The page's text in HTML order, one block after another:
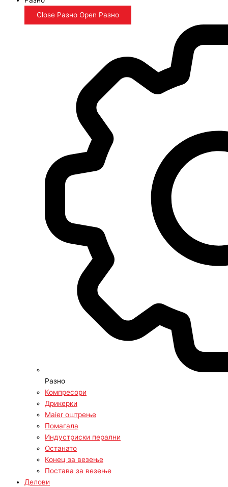
Close Разно Open Разно
Разно
Компресори
Дрикерки
Maier оштрење
Помагала
Индустриски перални
Останато
Конец за везење
Постава за везење
Делови